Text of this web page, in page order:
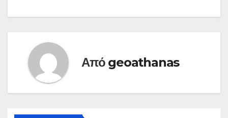
Από geoathanas